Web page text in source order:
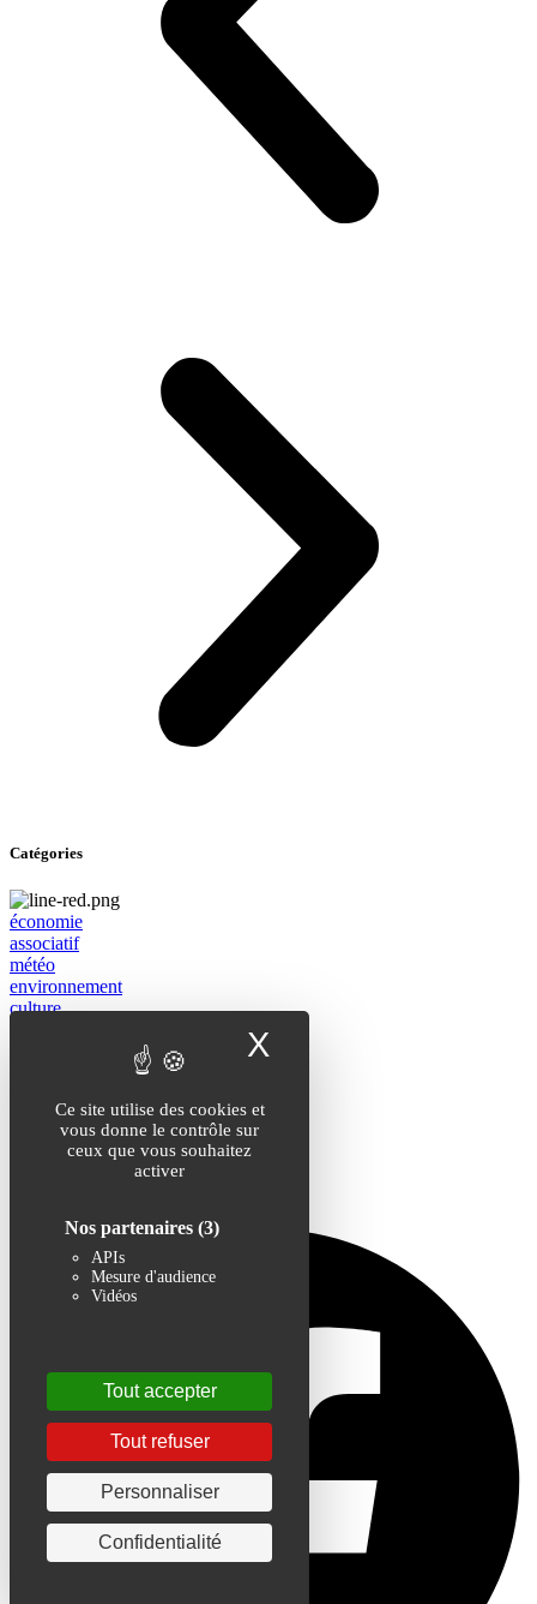
Ce site utilise des cookies et
vous donne le contrôle sur
ceux que vous souhaitez
activer
Nos partenaires (3)
APIs
Mesure d'audience
Vidéos
Tout accepter
Tout refuser
Personnaliser
Confidentialité
X
Catégories
économie
associatif
météo
environnement
culture